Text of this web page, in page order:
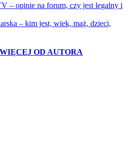
– opinie na forum, czy jest legalny i
– kim jest, wiek, mąż, dzieci,
WIĘCEJ OD AUTORA